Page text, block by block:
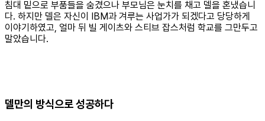
침대 밑으로 부품들을 숨겼으나 부모님은 눈치를 채고 델을 혼냈습니
다. 하지만 델은 자신이 IBM과 겨루는 사업가가 되겠다고 당당하게
이야기하였고, 얼마 뒤 빌 게이츠와 스티브 잡스처럼 학교를 그만두고
말았습니다.
델만의 방식으로 성공하다